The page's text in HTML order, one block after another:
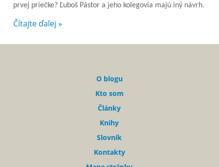
prvej priečke? Ľuboš Pástor a jeho kolegovia majú iný návrh.
Čítajte ďalej »
O blogu
Kto som
Články
Knihy
Slovník
Kontakty